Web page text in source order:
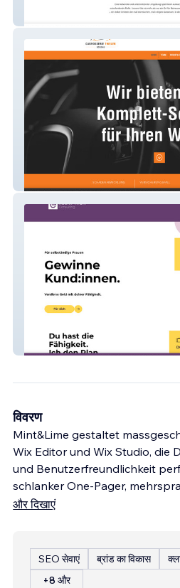
Kita Kleiner Anker
Carrosserie Theiler
Noëmi Thum
विवरण
Mint&Lime gestaltet
Wix Editor und Wix Studio, die
und Benutzerfreundlichkeit
schlanker One-Pager,
और दिखाएं
SEO सेवाएं ब्रांड का विकास
+8 और